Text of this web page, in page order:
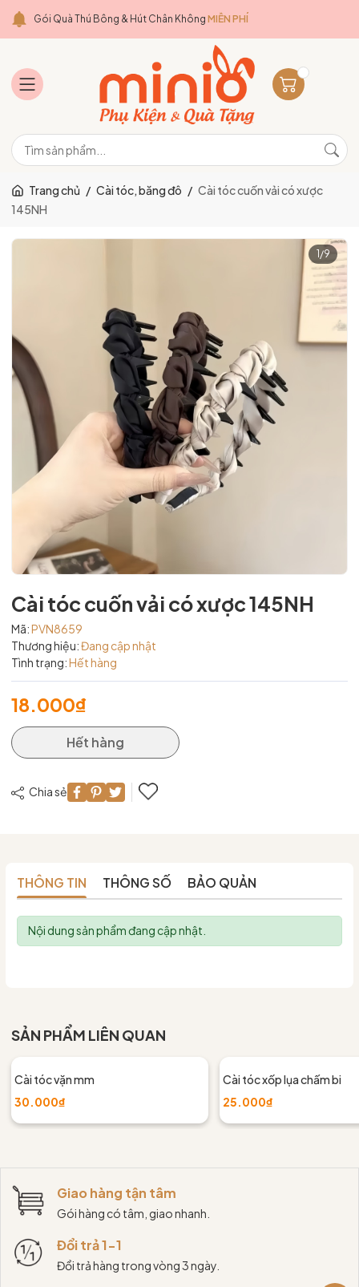
Gói Quà Thú Bông & Hút Chân Không MIỄN PHÍ
Trang chủ / Cài tóc, băng đô / Cài tóc cuốn vải có xược
145NH
1 /9
Cài tóc cuốn vải có xược 145NH
Mã:PVN8659
Thương hiệu:Đang cập nhật
Tình trạng:Hết hàng
18.000₫
Hết hàng
Chia sẻ
THÔNG TIN THÔNG SỐ BẢO QUẢN
Nội dung sản phẩm đang cập nhật.
SẢN PHẨM LIÊN QUAN
Cài tóc vặn mm
30.000₫
Cài tóc xốp lụa chấm bi
25.000₫
Giao hàng tận tâm
Gói hàng có tâm, giao nhanh.
Đổi trả 1-1
Đổi trả hàng trong vòng 3 ngày.